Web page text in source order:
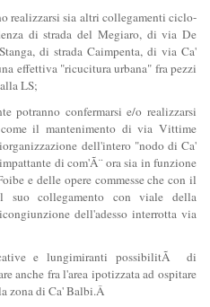
sia altri collegamenti ciclo-
di strada del Megiaro, di via De
di strada Caimpenta, di via Ca'
effettiva "ricucitura urbana" fra pezzi
LS;
confermarsi e/o realizzarsi
il mantenimento di via Vittime
dell'intero "nodo di Ca'
di com'Ã¨ ora sia in funzione
e delle opere commesse che con il
collegamento con viale della
dell'adesso interrotta via
e lungimiranti possibilitÃ di
anche fra l'area ipotizzata ad ospitare
zona di Ca' Balbi.Â